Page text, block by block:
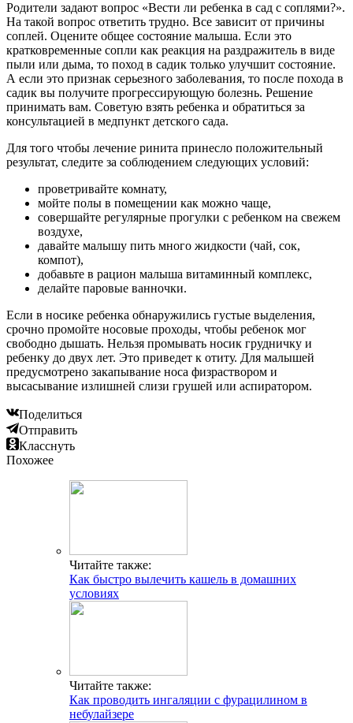
Родители задают вопрос «Вести ли ребенка в сад с соплями?».
На такой вопрос ответить трудно. Все зависит от причины
соплей. Оцените общее состояние малыша. Если это
кратковременные сопли как реакция на раздражитель в виде
пыли или дыма, то поход в садик только улучшит состояние.
А если это признак серьезного заболевания, то после похода в
садик вы получите прогрессирующую болезнь. Решение
принимать вам. Советую взять ребенка и обратиться за
консультацией в медпункт детского сада.
Для того чтобы лечение ринита принесло положительный
результат, следите за соблюдением следующих условий:
проветривайте комнату,
мойте полы в помещении как можно чаще,
совершайте регулярные прогулки с ребенком на свежем
воздухе,
давайте малышу пить много жидкости (чай, сок,
компот),
добавьте в рацион малыша витаминный комплекс,
делайте паровые ванночки.
Если в носике ребенка обнаружились густые выделения,
срочно промойте носовые проходы, чтобы ребенок мог
свободно дышать. Нельзя промывать носик грудничку и
ребенку до двух лет. Это приведет к отиту. Для малышей
предусмотрено закапывание носа физраствором и
высасывание излишней слизи грушей или аспиратором.
Поделиться
Отправить
Класснуть
Похожее
Читайте также:
Как быстро вылечить кашель в домашних
условиях
Читайте также:
Как проводить ингаляции с фурацилином в
небулайзере